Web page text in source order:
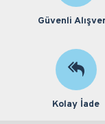
Güvenli
Kolay İade